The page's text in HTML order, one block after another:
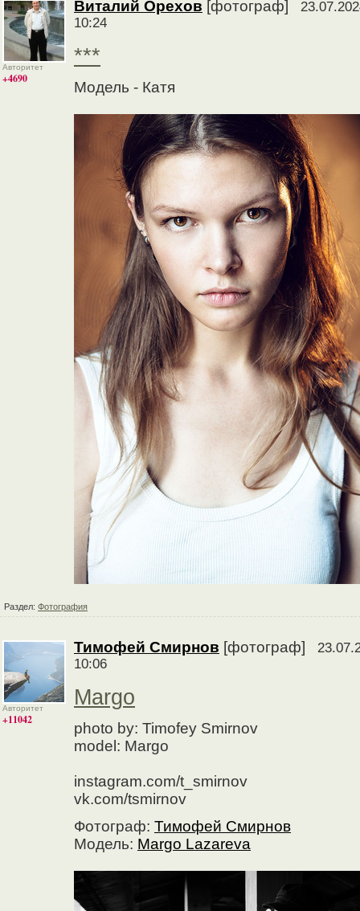
Авторитет
+4690
Виталий Орехов [фотограф]
10:24
***
Модель - Катя
Раздел: Фотография
Авторитет
+11042
Тимофей Смирнов [фотограф]
10:06
Margo
photo by: Timofey Smirnov
model: Margo
instagram.com/t_smirnov
vk.com/tsmirnov
Фотограф: Тимофей Смирнов
Модель: Margo Lazareva